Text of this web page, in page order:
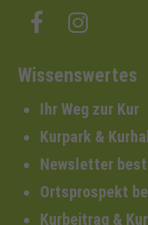
Wissenswertes
Ihr Weg zur Kur
Kurpark &
Newsletter
Ortsprospekt
Kurbeitrag &